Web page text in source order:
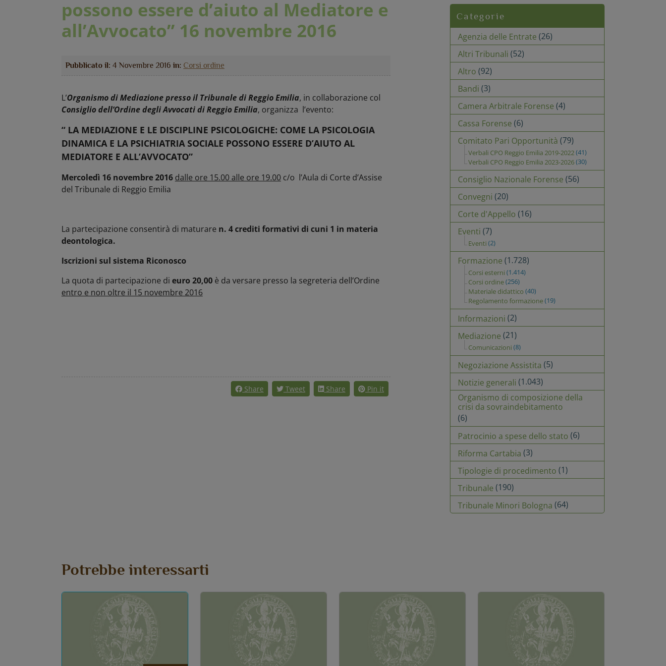
possono essere d’aiuto al Mediatore e
all’Avvocato” 16 novembre 2016
Pubblicato il: 4 Novembre 2016 in: Corsi ordine
L’Organismo di Mediazione presso il Tribunale di Reggio Emilia, in collaborazione col
Consiglio dell’Ordine degli Avvocati di Reggio Emilia, organizza l’evento:
“ LA MEDIAZIONE E LE DISCIPLINE PSICOLOGICHE: COME LA PSICOLOGIA
DINAMICA E LA PSICHIATRIA SOCIALE POSSONO ESSERE D’AIUTO AL
MEDIATORE E ALL’AVVOCATO”
Mercoledì 16 novembre 2016 dalle ore 15.00 alle ore 19.00 c/o l’Aula di Corte d’Assise
del Tribunale di Reggio Emilia
La partecipazione consentirà di maturare n. 4 crediti formativi di cuni 1 in materia
deontologica.
Iscrizioni sul sistema Riconosco
La quota di partecipazione di euro 20,00 è da versare presso la segreteria dell’Ordine
entro e non oltre il 15 novembre 2016
Share Tweet Share Pin it
Categorie
Agenzia delle Entrate (26)
Altri Tribunali (52)
Altro (92)
Bandi (3)
Camera Arbitrale Forense (4)
Cassa Forense (6)
Comitato Pari Opportunità (79)
Verbali CPO Reggio Emilia 2019-2022(41)
Verbali CPO Reggio Emilia 2023-2026(30)
Consiglio Nazionale Forense (56)
Convegni (20)
Corte d'Appello (16)
Eventi (7)
Eventi (2)
Formazione (1.728)
Corsi esterni (1.414)
Corsi ordine(256)
Materiale didattico (40)
Regolamento formazione(19)
Informazioni (2)
Mediazione (21)
Comunicazioni (8)
Negoziazione Assistita (5)
Notizie generali (1.043)
Organismo di composizione della
crisi da sovraindebitamento
(6)
Patrocinio a spese dello stato (6)
Riforma Cartabia (3)
Tipologie di procedimento (1)
Tribunale (190)
Tribunale Minori Bologna (64)
Potrebbe interessarti